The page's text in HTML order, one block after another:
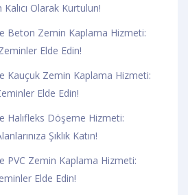
Olarak Kurtulun!
Beton Zemin Kaplama Hizmeti:
Elde Edin!
Kauçuk Zemin Kaplama Hizmeti:
Elde Edin!
Halıfleks Döşeme Hizmeti:
Şıklık Katın!
PVC Zemin Kaplama Hizmeti:
Elde Edin!